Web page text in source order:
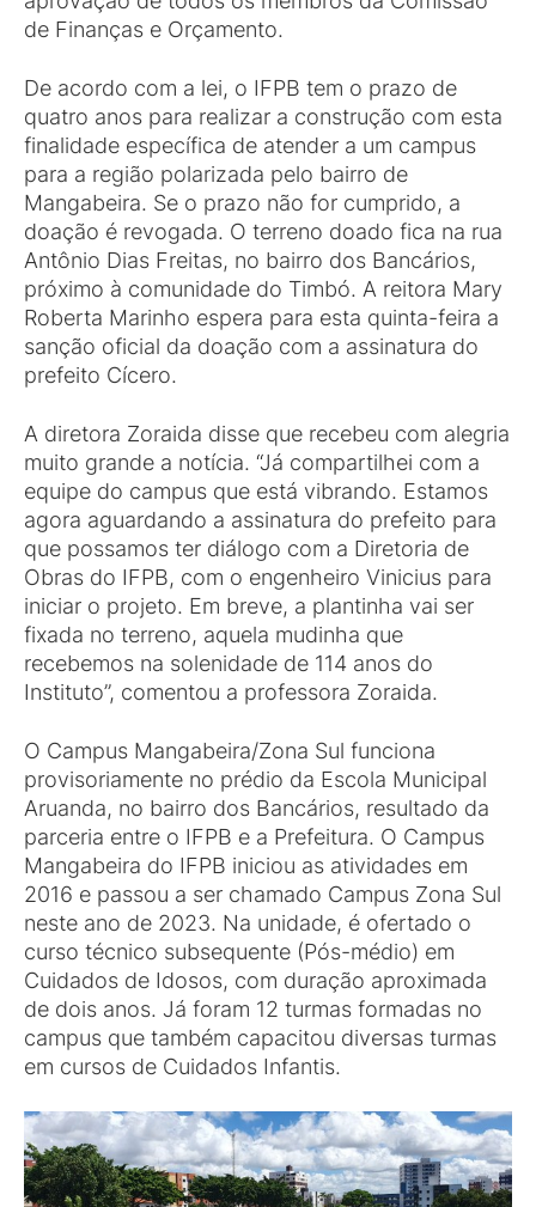
de Finanças e Orçamento.
De acordo com a lei, o IFPB tem o prazo de
quatro anos para realizar a construção com esta
finalidade específica de atender a um campus
para a região polarizada pelo bairro de
Mangabeira. Se o prazo não for cumprido, a
doação é revogada. O terreno doado fica na rua
Antônio Dias Freitas, no bairro dos Bancários,
próximo à comunidade do Timbó. A reitora Mary
Roberta Marinho espera para esta quinta-feira a
sanção oficial da doação com a assinatura do
prefeito Cícero.
A diretora Zoraida disse que recebeu com alegria
muito grande a notícia. “Já compartilhei com a
equipe do campus que está vibrando. Estamos
agora aguardando a assinatura do prefeito para
que possamos ter diálogo com a Diretoria de
Obras do IFPB, com o engenheiro Vinicius para
iniciar o projeto. Em breve, a plantinha vai ser
fixada no terreno, aquela mudinha que
recebemos na solenidade de 114 anos do
Instituto”, comentou a professora Zoraida.
O Campus Mangabeira/Zona Sul funciona
provisoriamente no prédio da Escola Municipal
Aruanda, no bairro dos Bancários, resultado da
parceria entre o IFPB e a Prefeitura. O Campus
Mangabeira do IFPB iniciou as atividades em
2016 e passou a ser chamado Campus Zona Sul
neste ano de 2023. Na unidade, é ofertado o
curso técnico subsequente (Pós-médio) em
Cuidados de Idosos, com duração aproximada
de dois anos. Já foram 12 turmas formadas no
campus que também capacitou diversas turmas
em cursos de Cuidados Infantis.